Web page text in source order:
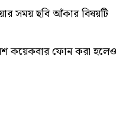
সময় ছবি আঁকার বিষয়টি
কয়েকবার ফোন করা হলেও